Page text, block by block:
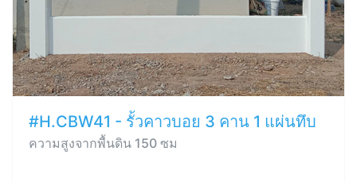
#H.CBW41 - รั้วคาวบอย 3 คาน 1 แผ่นทึบ
ความสูงจากพื้นดิน 150 ซม